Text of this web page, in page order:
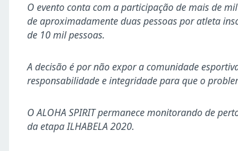
O evento conta com a participação de mais de
de aproximadamente duas pessoas por atleta
de 10 mil pessoas.
A decisão é por não expor a comunidade
responsabilidade e integridade para que o
O ALOHA SPIRIT permanece monitorando de
da etapa ILHABELA 2020.